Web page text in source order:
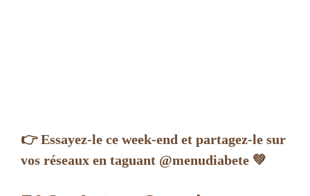
👉 Essayez-le ce week-end et partagez-le sur
vos réseaux en taguant @menudiabete 💚